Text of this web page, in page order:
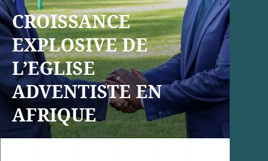
CROISSANCE
EXPLOSIVE DE
L’EGLISE
ADVENTISTE EN
AFRIQUE